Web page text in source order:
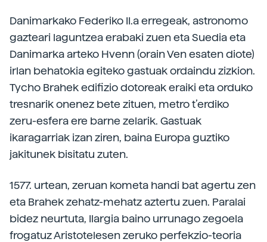
Danimarkako Federiko II.a erregeak, astronomo
gazteari laguntzea erabaki zuen eta Suedia eta
Danimarka arteko Hvenn (orain Ven esaten diote)
irlan behatokia egiteko gastuak ordaindu zizkion.
Tycho Brahek edifizio dotoreak eraiki eta orduko
tresnarik onenez bete zituen, metro t’erdiko
zeru-esfera ere barne zelarik. Gastuak
ikaragarriak izan ziren, baina Europa guztiko
jakitunek bisitatu zuten.
1577. urtean, zeruan kometa handi bat agertu zen
eta Brahek zehatz-mehatz aztertu zuen. Paralai
bidez neurtuta, Ilargia baino urrunago zegoela
frogatuz Aristotelesen zeruko perfekzio-teoria